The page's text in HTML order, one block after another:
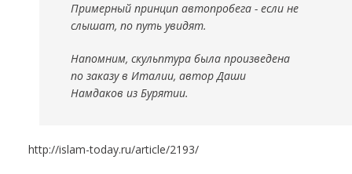
Примерный принцип автопробега - если не
слышат, по путь увидят.
Напомним, скульптура была произведена
по заказу в Италии, автор Даши
Намдаков из Бурятии.
http://islam-today.ru/article/2193/